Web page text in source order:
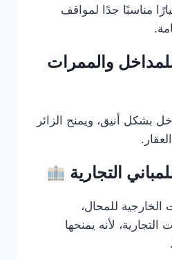
مناسبًا جدًا لمواقف
والممرات
بشكل أنيق، ويمنح الزائر
التجارية
للمحال،
لأنه يمنحها